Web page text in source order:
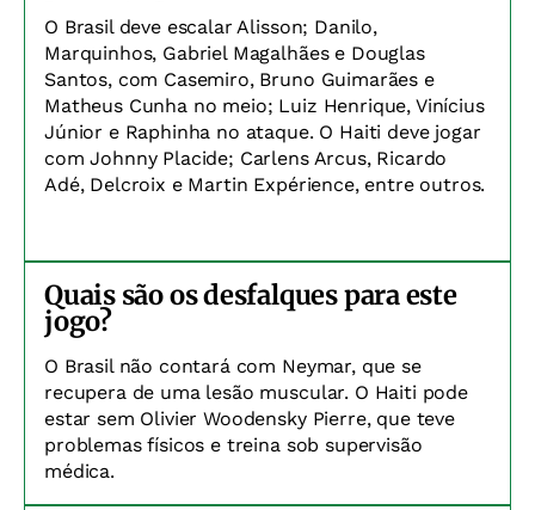
O Brasil deve escalar Alisson; Danilo,
Marquinhos, Gabriel Magalhães e Douglas
Santos, com Casemiro, Bruno Guimarães e
Matheus Cunha no meio; Luiz Henrique, Vinícius
Júnior e Raphinha no ataque. O Haiti deve jogar
com Johnny Placide; Carlens Arcus, Ricardo
Adé, Delcroix e Martin Expérience, entre outros.
Quais são os desfalques para este
jogo?
O Brasil não contará com Neymar, que se
recupera de uma lesão muscular. O Haiti pode
estar sem Olivier Woodensky Pierre, que teve
problemas físicos e treina sob supervisão
médica.